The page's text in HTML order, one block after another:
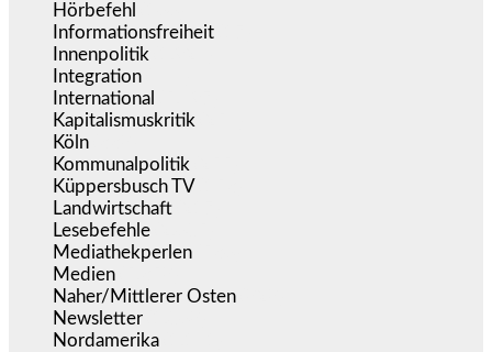
Hörbefehl
Informationsfreiheit
Innenpolitik
Integration
International
Kapitalismuskritik
Köln
Kommunalpolitik
Küppersbusch TV
Landwirtschaft
Lesebefehle
Mediathekperlen
Medien
Naher/Mittlerer Osten
Newsletter
Nordamerika